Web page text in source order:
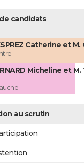
candidats
Catherine et M.
Micheline et M.
au scrutin